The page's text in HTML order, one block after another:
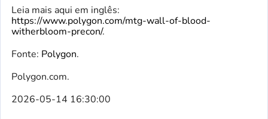
Leia mais aqui em inglês:
https://www.polygon.com/mtg-wall-of-blood-
witherbloom-precon/.
Fonte: Polygon.
Polygon.com.
2026-05-14 16:30:00